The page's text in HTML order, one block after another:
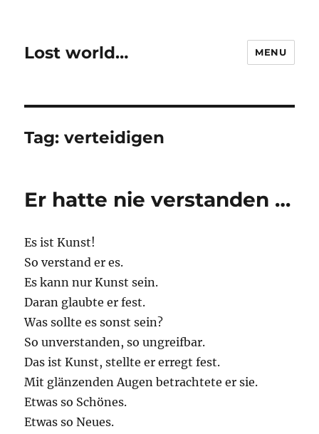
Lost world… MENU
Tag:verteidigen
Er hatte nie verstanden …
Es ist Kunst!
So verstand er es.
Es kann nur Kunst sein.
Daran glaubte er fest.
Was sollte es sonst sein?
So unverstanden, so ungreifbar.
Das ist Kunst, stellte er erregt fest.
Mit glänzenden Augen betrachtete er sie.
Etwas so Schönes.
Etwas so Neues.